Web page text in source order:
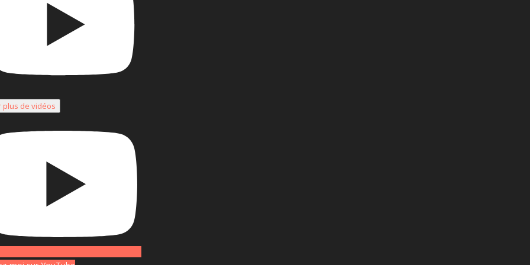
plus de vidéos